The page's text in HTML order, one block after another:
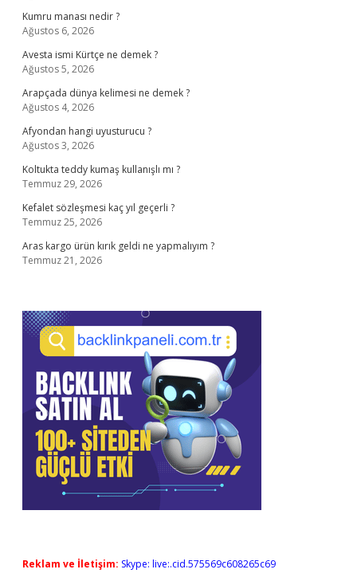
Kumru manası nedir ?
Ağustos 6, 2026
Avesta ismi Kürtçe ne demek ?
Ağustos 5, 2026
Arapçada dünya kelimesi ne demek ?
Ağustos 4, 2026
Afyondan hangi uyusturucu ?
Ağustos 3, 2026
Koltukta teddy kumaş kullanışlı mı ?
Temmuz 29, 2026
Kefalet sözleşmesi kaç yıl geçerli ?
Temmuz 25, 2026
Aras kargo ürün kırık geldi ne yapmalıyım ?
Temmuz 21, 2026
Reklam ve İletişim: Skype: live:.cid.575569c608265c69